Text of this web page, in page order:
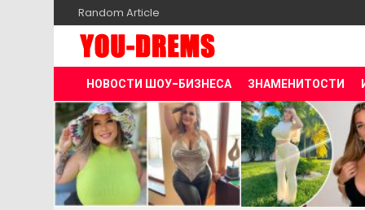
Random Article
НОВОСТИ ШОУ-БИЗНЕСА ЗНАМЕНИТОСТИ
MOST
VIEWED
STORIES